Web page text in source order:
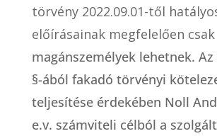
törvény 2022.09.01-től
előírásainak megfelelően csak
magánszemélyek lehetnek. Az
§-ából fakadó törvényi
teljesítése érdekében Noll
e.v. számviteli célból a